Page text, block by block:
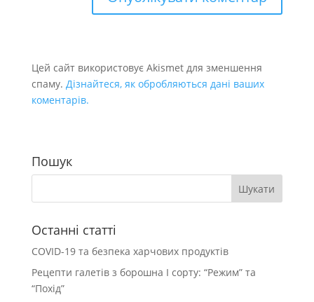
Цей сайт використовує Akismet для зменшення
спаму. Дізнайтеся, як обробляються дані ваших
коментарів.
Пошук
Останні статті
COVID-19 та безпека харчових продуктів
Рецепти галетів з борошна І сорту: “Режим” та
“Похід”